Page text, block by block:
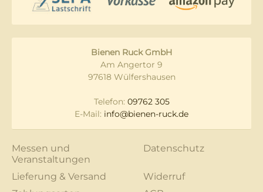
Bienen Ruck GmbH
Am Angertor 9
97618 Wülfershausen
Telefon: 09762 305
E-Mail: info@bienen-ruck.de
Messen und
Veranstaltungen
Datenschutz
Lieferung & Versand
Widerruf